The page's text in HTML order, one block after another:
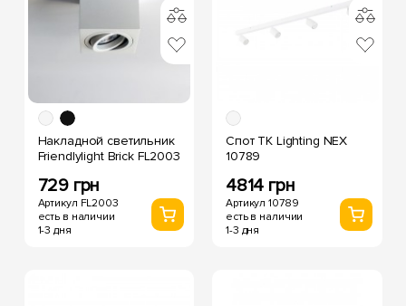
Накладной светильник
Friendlylight Brick FL2003
729 грн
Артикул FL2003
есть в наличии
1-3 дня
Спот TK Lighting NEX
10789
4814 грн
Артикул 10789
есть в наличии
1-3 дня